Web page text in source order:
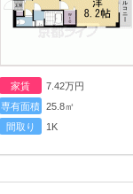
家賃 7.42万円
専有面積 25.8㎡
間取り
1K